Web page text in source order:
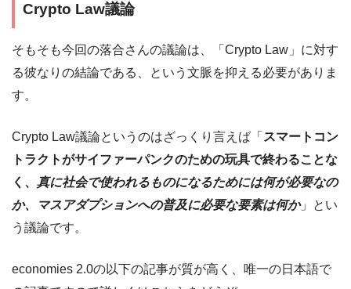
Crypto Law議論
そもそも今回の落合さんの議論は、「Crypto Law」に対す
る彼なりの結論である、という文脈を抑える必要がありま
す。
Crypto Law議論というのはざっくり言えば「 スマートコン
トラクトがサイファーパンクのための玩具で終わることな
く、 真に社会で使われるものになるためには何が必要なの
か、マスアダプションへの普及に必要な要素は何か」とい
う議論です。
economies 2.0の以下の記事が質が高く、唯一の日本語で